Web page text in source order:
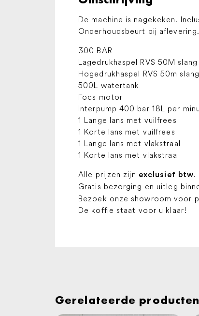
De machine is nagekeken.
Onderhoudsbeurt bij aflevering.
300 BAR
Lagedrukhaspel RVS 50M slang
Hogedrukhaspel RVS 50m slang
500L watertank
Focs motor
Interpump 400 bar 18L per
1 Lange lans met vuilfrees
1 Korte lans met vuilfrees
1 Lange lans met vlakstraal
1 Korte lans met vlakstraal
Alle prijzen zijn exclusief btw.
Gratis bezorging en uitleg
Bezoek onze showroom voor
De koffie staat voor u klaar!
Gerelateerde producten